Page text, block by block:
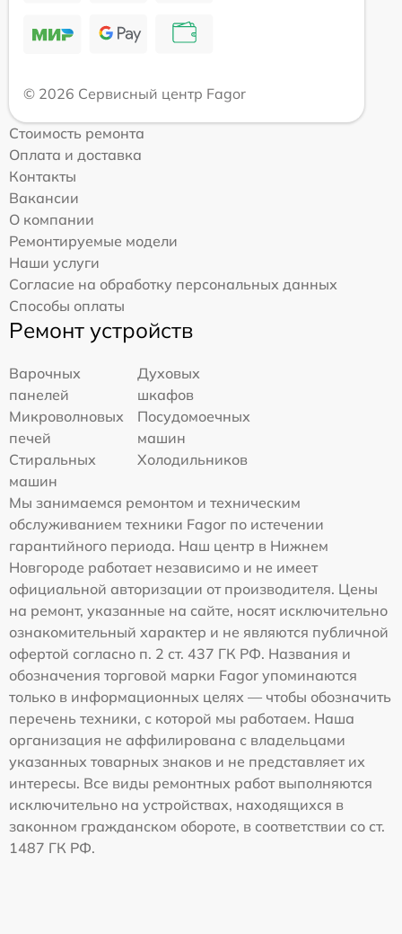
© 2026 Сервисный центр Fagor
Стоимость ремонта
Оплата и доставка
Контакты
Вакансии
О компании
Ремонтируемые модели
Наши услуги
Согласие на обработку персональных данных
Способы оплаты
Ремонт устройств
Варочных
панелей
Духовых
шкафов
Микроволновых
печей
Посудомоечных
машин
Стиральных
машин
Холодильников
Мы занимаемся ремонтом и техническим
обслуживанием техники Fagor по истечении
гарантийного периода. Наш центр в Нижнем
Новгороде работает независимо и не имеет
официальной авторизации от производителя. Цены
на ремонт, указанные на сайте, носят исключительно
ознакомительный характер и не являются публичной
офертой согласно п. 2 ст. 437 ГК РФ. Названия и
обозначения торговой марки Fagor упоминаются
только в информационных целях — чтобы обозначить
перечень техники, с которой мы работаем. Наша
организация не аффилирована с владельцами
указанных товарных знаков и не представляет их
интересы. Все виды ремонтных работ выполняются
исключительно на устройствах, находящихся в
законном гражданском обороте, в соответствии со ст.
1487 ГК РФ.